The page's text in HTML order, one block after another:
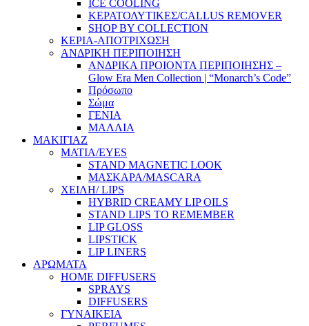
ICE COOLING
ΚΕΡΑΤΟΛΥΤΙΚΕΣ/CALLUS REMOVER
SHOP BY COLLECTION
ΚΕΡΙΑ-ΑΠΟΤΡΙΧΩΣΗ
ΑΝΔΡΙΚΗ ΠΕΡΙΠΟΙΗΣΗ
ΑΝΔΡΙΚΑ ΠΡΟΙΟΝΤΑ ΠΕΡΙΠΟΙΗΣΗΣ –
Glow Era Men Collection | “Monarch’s Code”
Πρόσωπο
Σώμα
ΓΕΝΙΑ
ΜΑΛΛΙΑ
ΜΑΚΙΓΙΑΖ
ΜΑΤΙΑ/EYES
STAND MAGNETIC LOOK
ΜΑΣΚΑΡΑ/MASCARA
ΧΕΙΛΗ/ LIPS
HYBRID CREAMY LIP OILS
STAND LIPS TO REMEMBER
LIP GLOSS
LIPSTICK
LIP LINERS
ΑΡΩΜΑΤΑ
HOME DIFFUSERS
SPRAYS
DIFFUSERS
ΓΥΝΑΙΚΕΙΑ